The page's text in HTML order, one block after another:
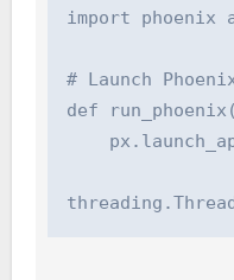
import phoenix
# Launch
def